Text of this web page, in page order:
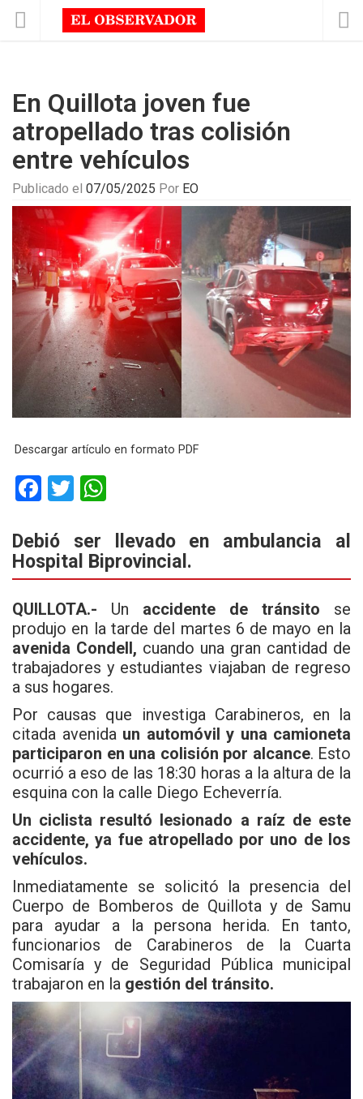
En Quillota joven fue
atropellado tras colisión
entre vehículos
Publicado el 07/05/2025 Por EO
Descargar artículo en formato PDF
F
ce
b
o
k
T
tt
er
at
s
p
p
Debió ser llevado en ambulancia al
Hospital Biprovincial.
QUILLOTA.- Un accidente de tránsito se
produjo en la tarde del martes 6 de mayo en la
avenida Condell, cuando una gran cantidad de
trabajadores y estudiantes viajaban de regreso
a sus hogares.
Por causas que investiga Carabineros, en la
citada avenidaun automóvil y una camioneta
participaron en una colisión por alcance. Esto
ocurrió a eso de las 18:30 horas a la altura de la
esquina con la calle Diego Echeverría.
Un ciclista resultó lesionado a raíz de este
accidente, ya fue atropellado por uno de los
vehículos.
Inmediatamente se solicitó la presencia del
Cuerpo de Bomberos de Quillota y de Samu
para ayudar a la persona herida. En tanto,
funcionarios de Carabineros de la Cuarta
Comisaría y de Seguridad Pública municipal
trabajaron en la gestión del tránsito.